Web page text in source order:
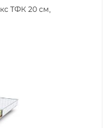
ТФК 20 см,